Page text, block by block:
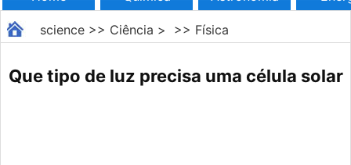
science>> Ciência > >> Física
Que tipo de luz precisa uma célula solar